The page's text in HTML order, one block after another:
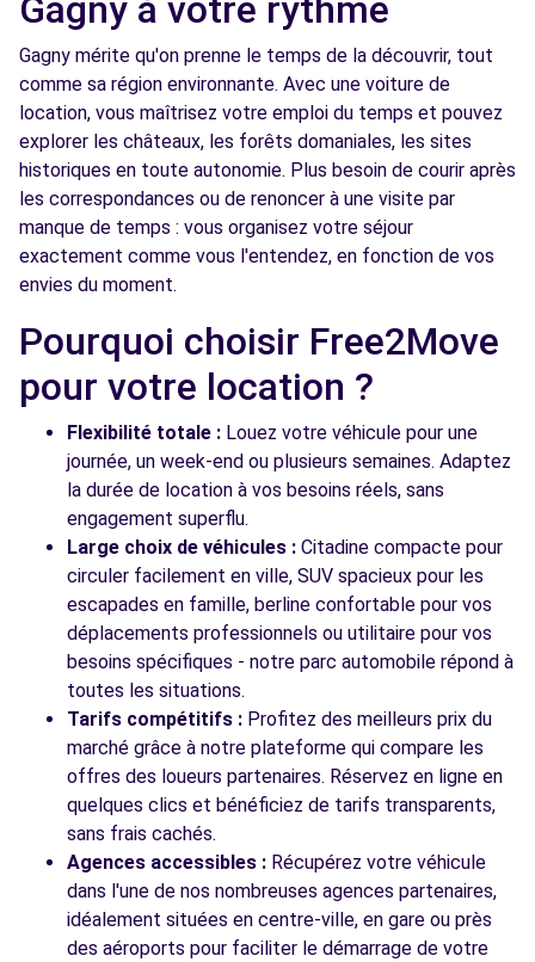
Free2move Rent - S&You - FONTENAY
SOUS BOIS (P)
7.0
km
9-15 AV DE LA REPUBLIQUE
FONTENAY SOUS BOIS, FR-94, 94120
Voir l'agence
Free2Move Rent - WP AUTOS - VILLEPINTE
(C)
7.1
1 AVENUE DU GENERAL DE LECLERC
VILLEPINTE, 93420
Voir l'agence
Voir toutes les agences
Gagny à votre rythme
Gagny mérite qu'on prenne le temps de la découvrir, tout
comme sa région environnante. Avec une voiture de
location, vous maîtrisez votre emploi du temps et pouvez
explorer les châteaux, les forêts domaniales, les sites
historiques en toute autonomie. Plus besoin de courir après
les correspondances ou de renoncer à une visite par
manque de temps : vous organisez votre séjour
exactement comme vous l'entendez, en fonction de vos
envies du moment.
Pourquoi choisir Free2Move
pour votre location ?
Flexibilité totale : Louez votre véhicule pour une
journée, un week-end ou plusieurs semaines. Adaptez
la durée de location à vos besoins réels, sans
engagement superflu.
Large choix de véhicules : Citadine compacte pour
circuler facilement en ville, SUV spacieux pour les
escapades en famille, berline confortable pour vos
déplacements professionnels ou utilitaire pour vos
besoins spécifiques - notre parc automobile répond à
toutes les situations.
Tarifs compétitifs : Profitez des meilleurs prix du
marché grâce à notre plateforme qui compare les
offres des loueurs partenaires. Réservez en ligne en
quelques clics et bénéficiez de tarifs transparents,
sans frais cachés.
Agences accessibles : Récupérez votre véhicule
dans l'une de nos nombreuses agences partenaires,
idéalement situées en centre-ville, en gare ou près
des aéroports pour faciliter le démarrage de votre